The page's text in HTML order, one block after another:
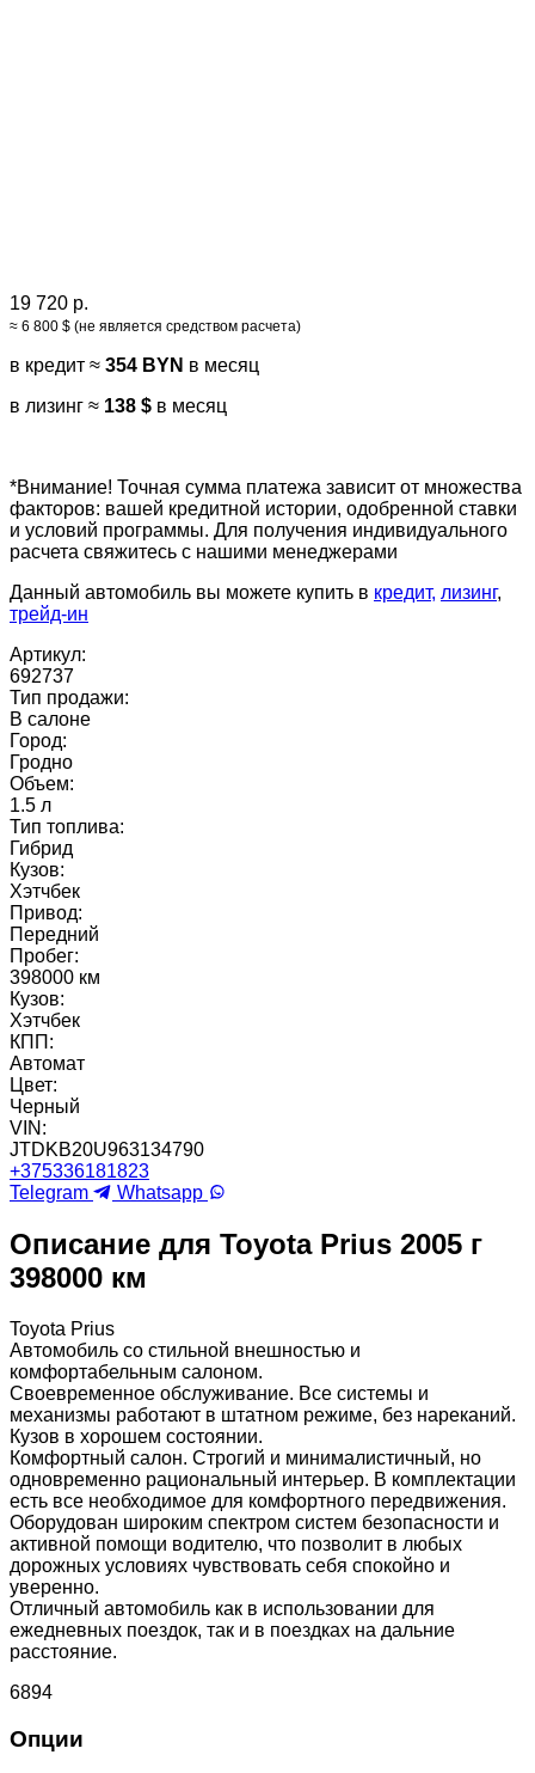
19 720 р.
≈ 6 800 $ (не является средством расчета)
в кредит ≈ 354 BYN в месяц
в лизинг ≈ 138 $ в месяц
*Внимание! Точная сумма платежа зависит от множества
факторов: вашей кредитной истории, одобренной ставки
и условий программы. Для получения индивидуального
расчета свяжитесь с нашими менеджерами
Данный автомобиль вы можете купить в кредит, лизинг,
трейд-ин
Артикул:
692737
Тип продажи:
В салоне
Город:
Гродно
Объем:
1.5 л
Тип топлива:
Гибрид
Кузов:
Хэтчбек
Привод:
Передний
Пробег:
398000 км
Кузов:
Хэтчбек
КПП:
Автомат
Цвет:
Черный
VIN:
JTDKB20U963134790
+375336181823
Telegram
Whatsapp
Описание для Toyota Prius 2005 г
398000 км
Toyota Prius
Автомобиль со стильной внешностью и
комфортабельным салоном.
Своевременное обслуживание. Все системы и
механизмы работают в штатном режиме, без нареканий.
Кузов в хорошем состоянии.
Комфортный салон. Строгий и минималистичный, но
одновременно рациональный интерьер. В комплектации
есть все необходимое для комфортного передвижения.
Оборудован широким спектром систем безопасности и
активной помощи водителю, что позволит в любых
дорожных условиях чувствовать себя спокойно и
уверенно.
Отличный автомобиль как в использовании для
ежедневных поездок, так и в поездках на дальние
расстояние.
6894
Опции